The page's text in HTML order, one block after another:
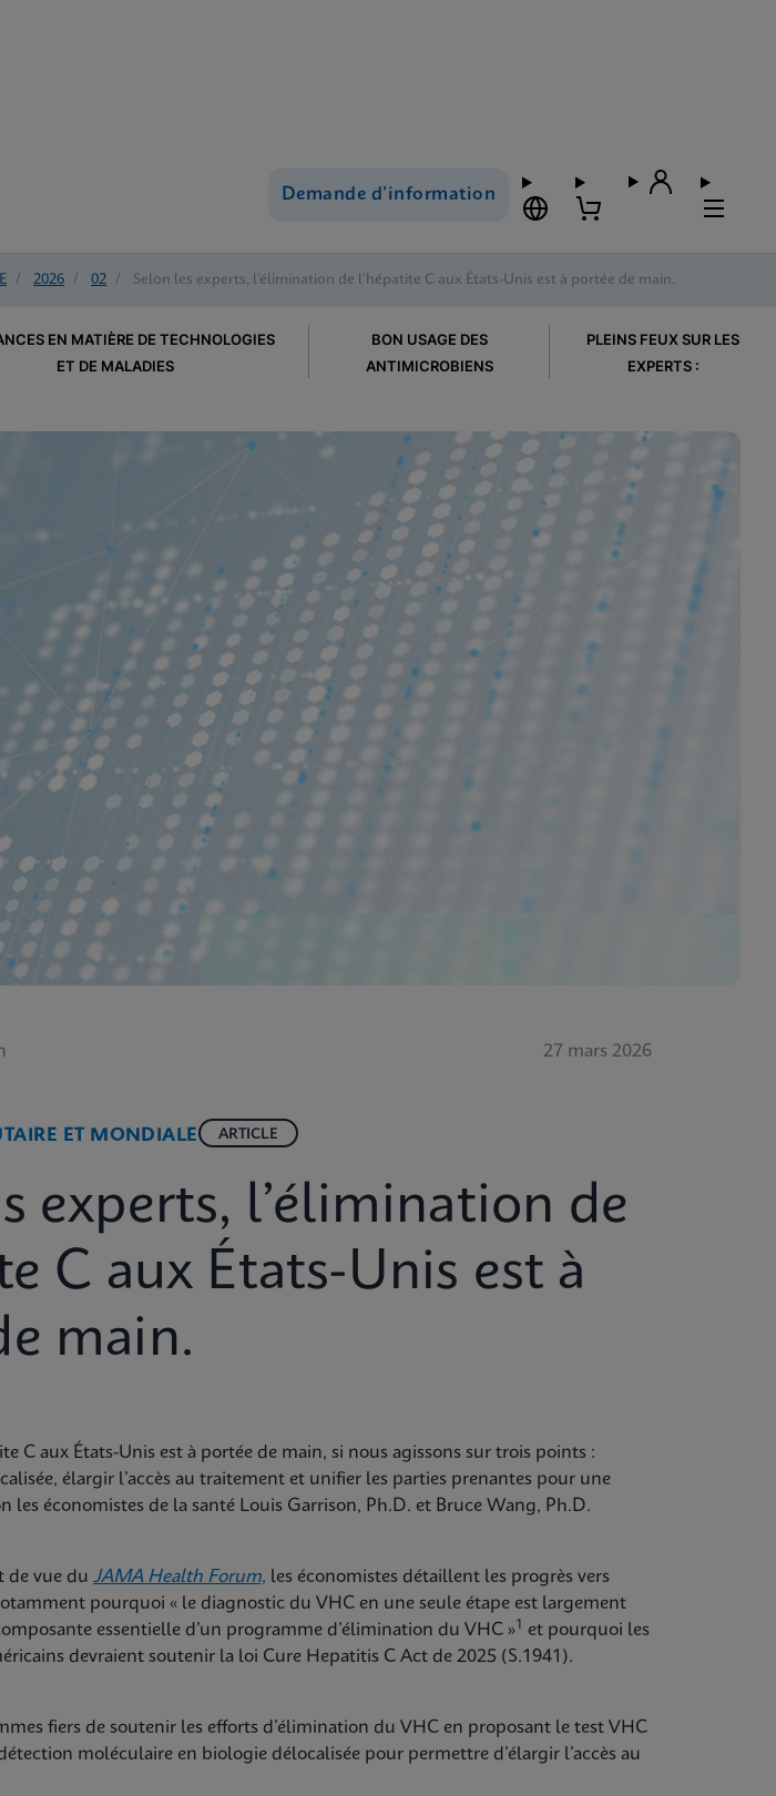
Demande d’information
/ 2026 / 02 / Selon les experts, l’élimination de l’hépatite C aux États-Unis est à portée de main.
EN MATIÈRE DE TECHNOLOGIES
ET DE MALADIES
BON USAGE DES
ANTIMICROBIENS
PLEINS FEUX SUR LES
EXPERTS :
27 mars 2026
ET MONDIALE ARTICLE
experts, l’élimination de
C aux États-Unis est à
main.
C aux États-Unis est à portée de main, si nous agissons sur trois points :
élargir l’accès au traitement et unifier les parties prenantes pour une
les économistes de la santé Louis Garrison, Ph.D. et Bruce Wang, Ph.D.
de vue du JAMA Health Forum, les économistes détaillent les progrès vers
pourquoi « le diagnostic du VHC en une seule étape est largement
essentielle d’un programme d’élimination du VHC »1
et pourquoi les
devraient soutenir la loi Cure Hepatitis C Act de 2025 (S.1941).
fiers de soutenir les efforts d’élimination du VHC en proposant le test VHC
moléculaire en biologie délocalisée pour permettre d’élargir l’accès au